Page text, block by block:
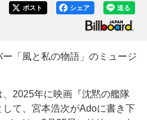
送る
シェア
ポスト
「風と私の物語」のミュージ
2025年に映画『沈黙の艦隊
て、宮本浩次がAdoに書き下